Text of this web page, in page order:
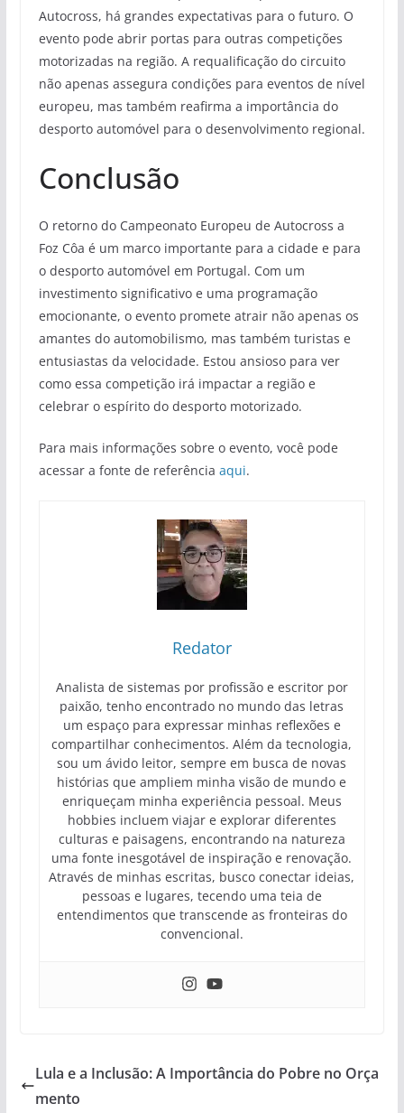
Autocross, há grandes expectativas para o futuro. O
evento pode abrir portas para outras competições
motorizadas na região. A requalificação do circuito
não apenas assegura condições para eventos de nível
europeu, mas também reafirma a importância do
desporto automóvel para o desenvolvimento regional.
Conclusão
O retorno do Campeonato Europeu de Autocross a
Foz Côa é um marco importante para a cidade e para
o desporto automóvel em Portugal. Com um
investimento significativo e uma programação
emocionante, o evento promete atrair não apenas os
amantes do automobilismo, mas também turistas e
entusiastas da velocidade. Estou ansioso para ver
como essa competição irá impactar a região e
celebrar o espírito do desporto motorizado.
Para mais informações sobre o evento, você pode
acessar a fonte de referência aqui.
Redator
Analista de sistemas por profissão e escritor por
paixão, tenho encontrado no mundo das letras
um espaço para expressar minhas reflexões e
compartilhar conhecimentos. Além da tecnologia,
sou um ávido leitor, sempre em busca de novas
histórias que ampliem minha visão de mundo e
enriqueçam minha experiência pessoal. Meus
hobbies incluem viajar e explorar diferentes
culturas e paisagens, encontrando na natureza
uma fonte inesgotável de inspiração e renovação.
Através de minhas escritas, busco conectar ideias,
pessoas e lugares, tecendo uma teia de
entendimentos que transcende as fronteiras do
convencional.
Lula e a Inclusão: A Importância do Pobre no Orça
mento